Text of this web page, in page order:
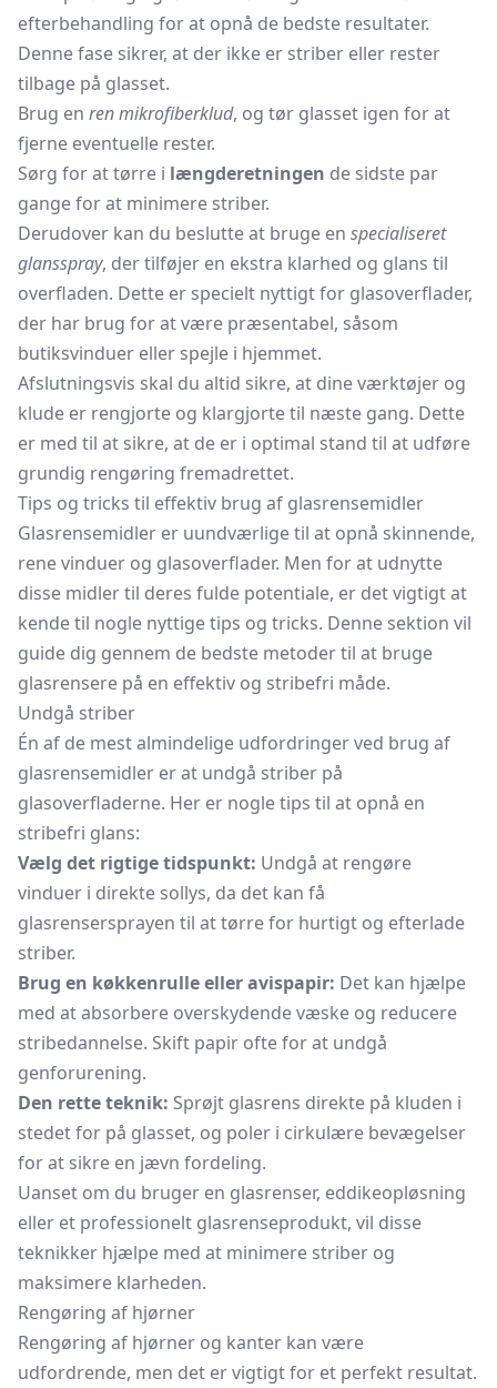
efterbehandling for at opnå de bedste resultater.
Denne fase sikrer, at der ikke er striber eller rester
tilbage på glasset.
Brug en ren mikrofiberklud, og tør glasset igen for at
fjerne eventuelle rester.
Sørg for at tørre i længderetningen de sidste par
gange for at minimere striber.
Derudover kan du beslutte at bruge en specialiseret
glansspray, der tilføjer en ekstra klarhed og glans til
overfladen. Dette er specielt nyttigt for glasoverflader,
der har brug for at være præsentabel, såsom
butiksvinduer eller spejle i hjemmet.
Afslutningsvis skal du altid sikre, at dine værktøjer og
klude er rengjorte og klargjorte til næste gang. Dette
er med til at sikre, at de er i optimal stand til at udføre
grundig rengøring fremadrettet.
Tips og tricks til effektiv brug af glasrensemidler
Glasrensemidler er uundværlige til at opnå skinnende,
rene vinduer og glasoverflader. Men for at udnytte
disse midler til deres fulde potentiale, er det vigtigt at
kende til nogle nyttige tips og tricks. Denne sektion vil
guide dig gennem de bedste metoder til at bruge
glasrensere på en effektiv og stribefri måde.
Undgå striber
Én af de mest almindelige udfordringer ved brug af
glasrensemidler er at undgå striber på
glasoverfladerne. Her er nogle tips til at opnå en
stribefri glans:
Vælg det rigtige tidspunkt: Undgå at rengøre
vinduer i direkte sollys, da det kan få
glasrensersprayen til at tørre for hurtigt og efterlade
striber.
Brug en køkkenrulle eller avispapir: Det kan hjælpe
med at absorbere overskydende væske og reducere
stribedannelse. Skift papir ofte for at undgå
genforurening.
Den rette teknik: Sprøjt glasrens direkte på kluden i
stedet for på glasset, og poler i cirkulære bevægelser
for at sikre en jævn fordeling.
Uanset om du bruger en glasrenser, eddikeopløsning
eller et professionelt glasrenseprodukt, vil disse
teknikker hjælpe med at minimere striber og
maksimere klarheden.
Rengøring af hjørner
Rengøring af hjørner og kanter kan være
udfordrende, men det er vigtigt for et perfekt resultat.